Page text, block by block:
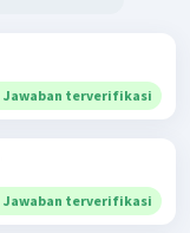
Jawaban terverifikasi
Jawaban terverifikasi